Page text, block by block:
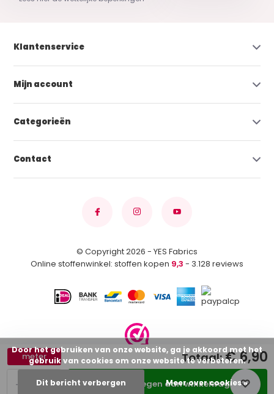
+
-
meter
Toevoegen aan winkelwagen
Totaal:€ 6,90
Klantenservice
Mijn account
Categorieën
Contact
© Copyright 2026 - YES Fabrics
Online stoffenwinkel: stoffen kopen 9,3 - 3.128 reviews
Door het gebruiken van onze website, ga je akkoord met het
gebruik van cookies om onze website te verbeteren.
Dit bericht verbergen Meer over cookies »